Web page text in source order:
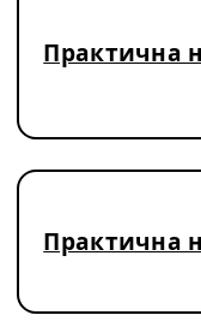
Практична
Практична